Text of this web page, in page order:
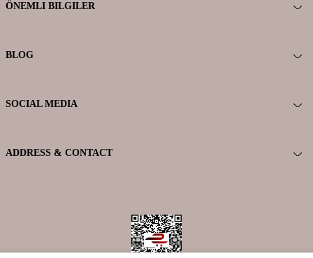
ÖNEMLI BILGILER
BLOG
SOCIAL MEDIA
ADDRESS & CONTACT